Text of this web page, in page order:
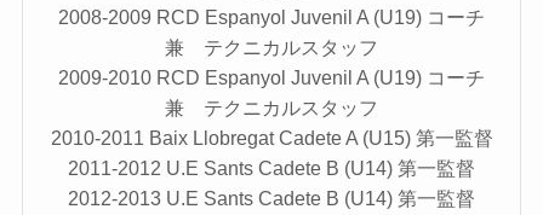
2008-2009 RCD Espanyol Juvenil A (U19) コーチ
兼 テクニカルスタッフ
2009-2010 RCD Espanyol Juvenil A (U19) コーチ
兼 テクニカルスタッフ
2010-2011 Baix Llobregat Cadete A (U15) 第一監督
2011-2012 U.E Sants Cadete B (U14) 第一監督
2012-2013 U.E Sants Cadete B (U14) 第一監督